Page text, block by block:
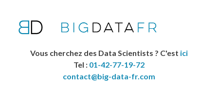
Vous cherchez des Data Scientists ? C'est ici
Tel : 01-42-77-19-72
contact@big-data-fr.com